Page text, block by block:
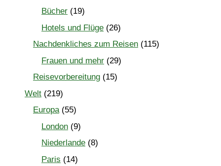
Bücher (19)
Hotels und Flüge (26)
Nachdenkliches zum Reisen (115)
Frauen und mehr (29)
Reisevorbereitung (15)
Welt (219)
Europa(55)
London (9)
Niederlande (8)
Paris (14)